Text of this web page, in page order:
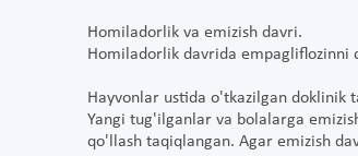
Homiladorlik va emizish davri.
Homiladorlik davrida
Hayvonlar ustida o'tkazilgan
Yangi tug'ilganlar va bolalarga
qo'llash taqiqlangan. Agar emizish